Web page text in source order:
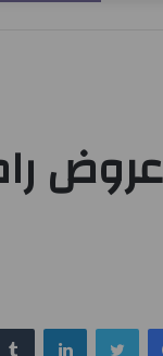
فيسبوك تويتر لينكدإن